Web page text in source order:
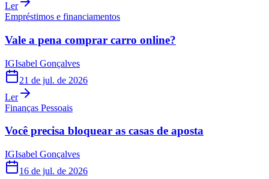
Ler
Empréstimos e financiamentos
Vale a pena comprar carro online?
IGIsabel Gonçalves
21 de jul. de 2026
Ler
Finanças Pessoais
Você precisa bloquear as casas de aposta
IGIsabel Gonçalves
16 de jul. de 2026